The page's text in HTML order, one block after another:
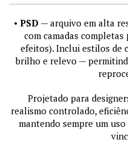
• PSD — arquivo em alta
com camadas
efeitos). Inclui estilos de
brilho e relevo —
Projetado para
realismo controlado,
mantendo sempre um